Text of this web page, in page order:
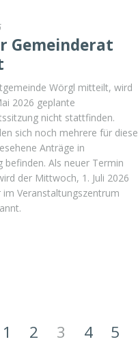
Gemeinderat
Wörgl mitteilt, wird
2026 geplante
nicht stattfinden.
sich noch mehrere für diese
Anträge in
befinden. Als neuer Termin
der Mittwoch, 1. Juli 2026
im Veranstaltungszentrum
1 2 3 4 5